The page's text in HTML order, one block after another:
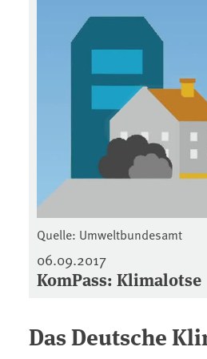
Quelle: Umweltbundesamt
06.09.2017
KomPass: Klimalotse
Das Deutsche